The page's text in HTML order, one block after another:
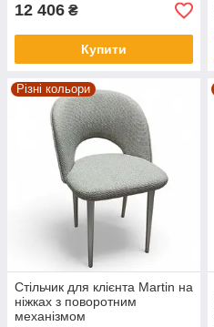
12 406 ₴
Купити
Різні кольори
Стільчик для клієнта Martin на
ніжках з поворотним
механізмом